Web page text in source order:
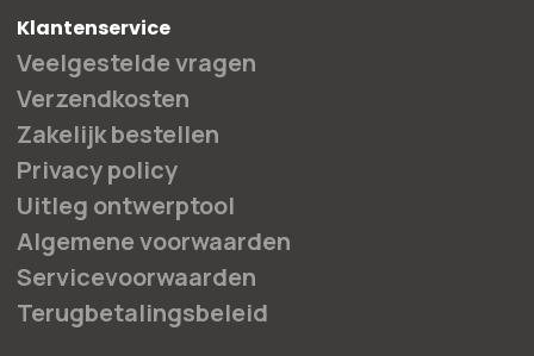
Klantenservice
Veelgestelde vragen
Verzendkosten
Zakelijk bestellen
Privacy policy
Uitleg ontwerptool
Algemene voorwaarden
Servicevoorwaarden
Terugbetalingsbeleid